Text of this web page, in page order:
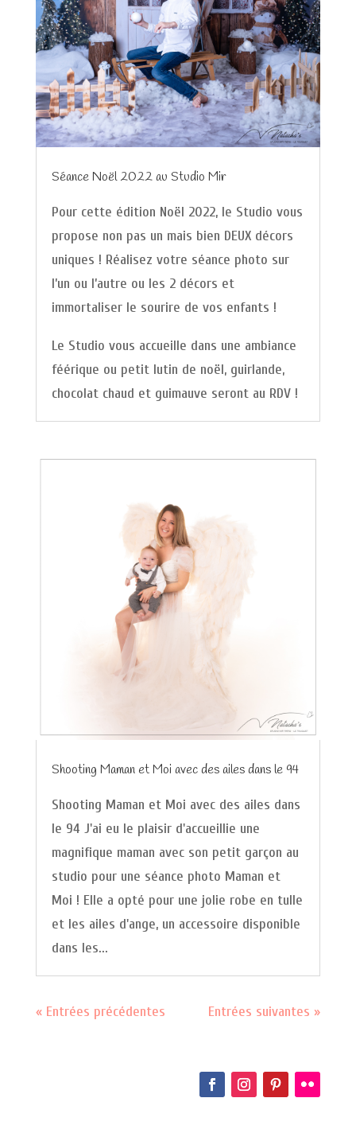
Séance Noël 2022 au Studio Mir
Pour cette édition Noël 2022, le Studio vous
propose non pas un mais bien DEUX décors
uniques ! Réalisez votre séance photo sur
l’un ou l’autre ou les 2 décors et
immortaliser le sourire de vos enfants !
Le Studio vous accueille dans une ambiance
féérique ou petit lutin de noël, guirlande,
chocolat chaud et guimauve seront au RDV !
Shooting Maman et Moi avec des ailes dans le 94
Shooting Maman et Moi avec des ailes dans
le 94 J'ai eu le plaisir d'accueillie une
magnifique maman avec son petit garçon au
studio pour une séance photo Maman et
Moi ! Elle a opté pour une jolie robe en tulle
et les ailes d'ange, un accessoire disponible
dans les...
« Entrées précédentes Entrées suivantes »